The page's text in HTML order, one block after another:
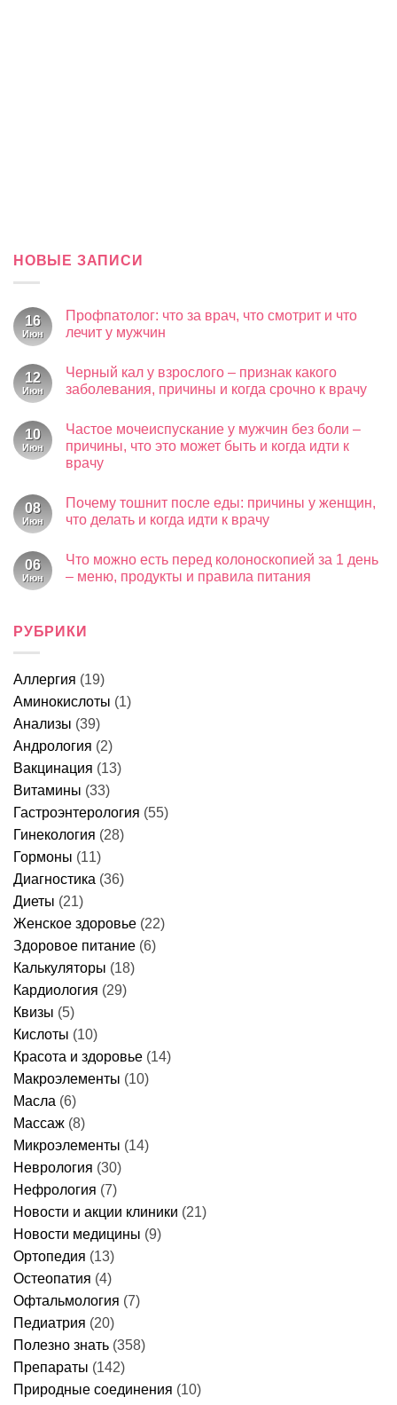
НОВЫЕ ЗАПИСИ
16
Июн
Профпатолог: что за врач, что смотрит и что
лечит у мужчин
записи
Профпатолог:
что
что
смотрит
и
что
мужчин
12
Июн
Черный кал у взрослого – признак какого
заболевания, причины и когда срочно к врачу
записи
Черный
кал
у
признак
какого
заболевания,
когда
срочно
к
10
Июн
Частое мочеиспускание у мужчин без боли –
причины, что это может быть и когда идти к
врачу
записи
Частое
мочеиспускание
без
боли
может
идти
к
врачу
08
Июн
Почему тошнит после еды: причины у женщин,
что делать и когда идти к врачу
записи
Почему
тошнит
у
и
когда
идти
к
врачу
06
Июн
Что можно есть перед колоноскопией за 1 день
– меню, продукты и правила питания
Что
можно
колоноскопией
за
1
день
меню,
продукты
правила
питания
РУБРИКИ
Аллергия (19)
Аминокислоты (1)
Анализы (39)
Андрология (2)
Вакцинация (13)
Витамины (33)
Гастроэнтерология (55)
Гинекология (28)
Гормоны (11)
Диагностика (36)
Диеты (21)
Женское здоровье (22)
Здоровое питание (6)
Калькуляторы (18)
Кардиология (29)
Квизы (5)
Кислоты (10)
Красота и здоровье (14)
Макроэлементы (10)
Масла (6)
Массаж (8)
Микроэлементы (14)
Неврология (30)
Нефрология (7)
Новости и акции клиники (21)
Новости медицины (9)
Ортопедия (13)
Остеопатия (4)
Офтальмология (7)
Педиатрия (20)
Полезно знать (358)
Препараты (142)
Природные соединения (10)